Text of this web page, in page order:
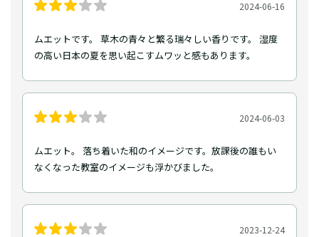
2024-06-16
ムエットです。 草木の青々と繁る瑞々しい香りです。 湿度
の高い日本の夏を思い起こすムワッと感もあります。
2024-06-03
ムエット。 落ち着いた和のイメージです。放課後の誰もい
なくなった教室のイメージも浮かびました。
2023-12-24